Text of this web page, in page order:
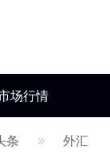
场行情
条 外汇